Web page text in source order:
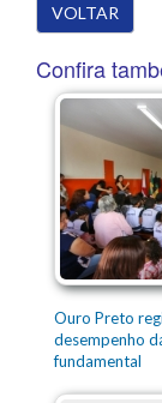
VOLTAR
Confira
Ouro Preto
desempenho
fundamental